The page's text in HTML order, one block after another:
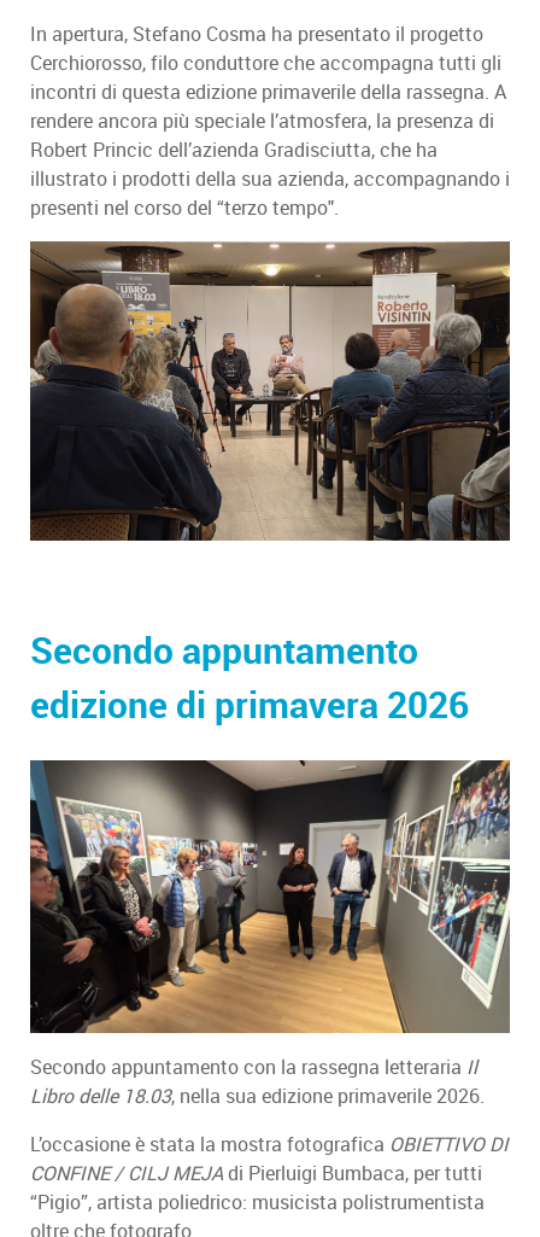
In apertura, Stefano Cosma ha presentato il progetto
Cerchiorosso, filo conduttore che accompagna tutti gli
incontri di questa edizione primaverile della rassegna. A
rendere ancora più speciale l’atmosfera, la presenza di
Robert Princic dell’azienda Gradisciutta, che ha
illustrato i prodotti della sua azienda, accompagnando i
presenti nel corso del “terzo tempo".
Secondo appuntamento
edizione di primavera 2026
Secondo appuntamento con la rassegna letteraria Il
Libro delle 18.03, nella sua edizione primaverile 2026.
L’occasione è stata la mostra fotografica OBIETTIVO DI
CONFINE / CILJ MEJAdi Pierluigi Bumbaca, per tutti
“Pigio”, artista poliedrico: musicista polistrumentista
oltre che fotografo.